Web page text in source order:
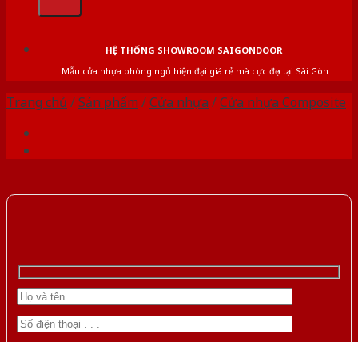
HỆ THỐNG SHOWROOM SAIGONDOOR
Mẫu cửa nhựa phòng ngủ hiện đại giá rẻ mà cực đẹp tại Sài Gòn
Trang chủ /Sản phẩm /Cửa nhựa /Cửa nhựa Composite